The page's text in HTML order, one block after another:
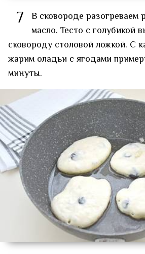
7 В сковороде разогреваем
масло. Тесто с голубикой
сковороду столовой ложкой. С
жарим оладьи с ягодами
минуты.